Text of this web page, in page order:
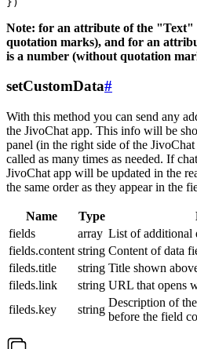
Note: for an attribute of the "Text"
quotation marks), and for an
is a number (without quotation
setCustomData#
With this method you can send any
the JivoChat app. This info will be
panel (in the right side of the
called as many times as needed. If
JivoChat app will be updated in the
the same order as they appear in the
Name Type
fields
array List of additional
fields.content string Content of data
fileds.title
string Title shown
fileds.link
string URL that opens
fileds.key
string
Description of
before the field